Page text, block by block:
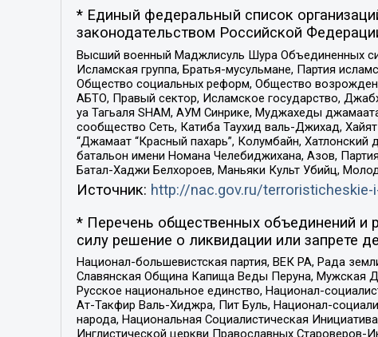
* Единый федеральный список
законодательством Российской
Высший военный Маджлисуль Шура Объединенных
Исламская группа, Братья-мусульмане, Партия
Общество социальных реформ, Общество
АБТО, Правый сектор, Исламское государство,
уа Тагьаля SHAM, АУМ Синрике, Муджахеды
сообщество Сеть, Катиба Таухид валь-Джихад,
“Джамаат “Красный пахарь”, Колумбайн,
батальон имени Номана Челебиджихана, Азов,
Батал-Хаджи Белхороев, Маньяки Культ Убийц,
Источник: http://nac.gov.ru/
* Перечень общественных объединений и
силу решение о ликвидации или запрете
Национал-большевистская партия, ВЕК РА, Рада
Славянская Община Капища Веды Перуна, Мужская
Русское национальное единство, Национал-
Ат-Такфир Валь-Хиджра, Пит Буль, Национал-
народа, Национальная Социалистическая
Инглистической церкви Православных Староверов-